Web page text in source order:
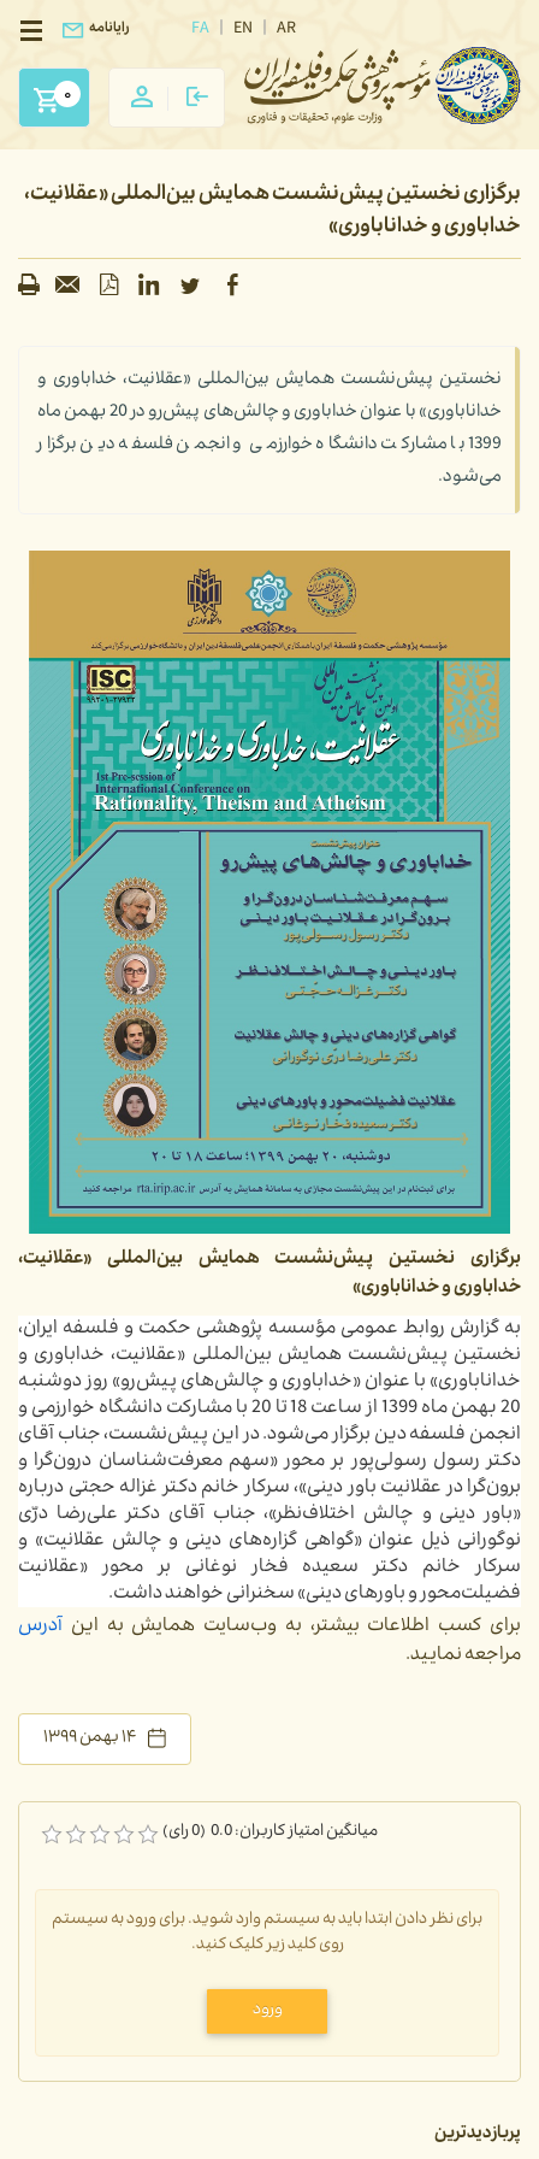
FA EN AR رایانامه
0
برگزاری نخستین پیش‌نشست همایش بین‌المللی «عقلانیت،
خداباوری و خداناباوری»
نخستین پیش‌نشست همایش بین‌المللی «عقلانیت، خداباوری و
خداناباوری» با عنوان خداباوری و چالش‌های پیش‌رو در 20 بهمن ماه
1399 با مشارکت دانشگاه خوارزمی و انجمن فلسفه دین برگزار
می‌شود.
برگزاری نخستین پیش‌نشست همایش بین‌المللی «عقلانیت،
خداباوری و خداناباوری»
به گزارش روابط عمومی مؤسسه پژوهشی حکمت و فلسفه ایران،
نخستین پیش‌نشست همایش بین‌المللی «عقلانیت، خداباوری و
خداناباوری» با عنوان «خداباوری و چالش‌های پیش‌رو» روز دوشنبه
20 بهمن ماه 1399 از ساعت 18 تا 20 با مشارکت دانشگاه خوارزمی و
انجمن فلسفه دین برگزار می‌شود. در این پیش‌نشست، جناب آقای
دکتر رسول رسولی‌پور بر محور «سهم معرفت‌شناسان درون‌گرا و
برون‌گرا در عقلانیت باور دینی»، سرکار خانم دکتر غزاله حجتی درباره
«باور دینی و چالش اختلاف‌نظر»، جناب آقای دکتر علی‌رضا درّی
نوگورانی ذیل عنوان «گواهی گزاره‌های دینی و چالش عقلانیت» و
سرکار خانم دکتر سعیده فخار نوغانی بر محور «عقلانیت
فضیلت‌محور و باورهای دینی» سخنرانی خواهند داشت.
برای کسب اطلاعات بیشتر، به وب‌سایت همایش به این آدرس
مراجعه نمایید.
۱۴ بهمن ۱۳۹۹
میانگین امتیاز کاربران: 0.0 (0 رای)
برای نظر دادن ابتدا باید به سیستم وارد شوید. برای ورود به سیستم
روی کلید زیر کلیک کنید.
ورود
پربازدیدترین